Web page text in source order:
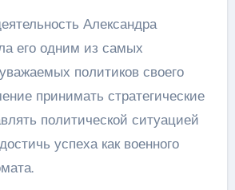
Александра
его одним из самых
политиков своего
принимать стратегические
политической ситуацией
успеха как военного